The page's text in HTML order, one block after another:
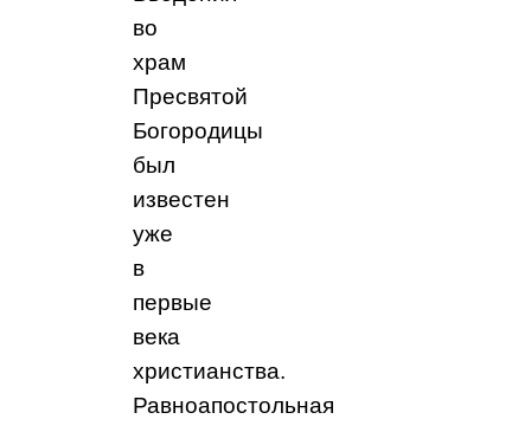
во
храм
Пресвятой
Богородицы
был
известен
уже
в
первые
века
христианства.
Равноапостольная